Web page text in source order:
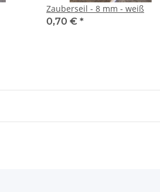
Zauberseil - 8 mm - weiß
0,70 € *